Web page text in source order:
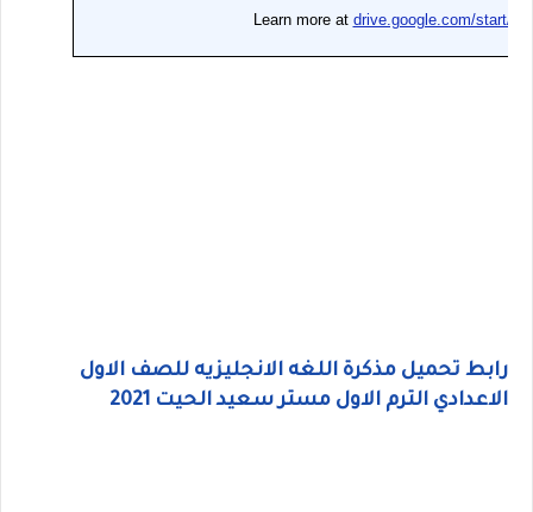
رابط تحميل مذكرة اللغه الانجليزيه للصف الاول
الاعدادي الترم الاول مستر سعيد الحيت 2021